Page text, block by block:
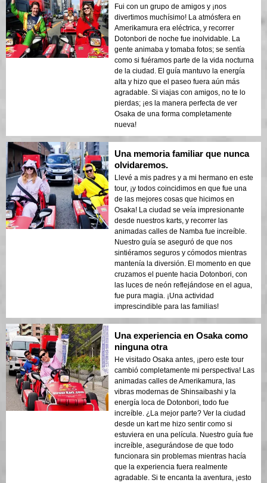
Fui con un grupo de amigos y ¡nos
divertimos muchísimo! La atmósfera en
Amerikamura era eléctrica, y recorrer
Dotonbori de noche fue inolvidable. La
gente animaba y tomaba fotos; se sentía
como si fuéramos parte de la vida nocturna
de la ciudad. El guía mantuvo la energía
alta y hizo que el paseo fuera aún más
agradable. Si viajas con amigos, no te lo
pierdas; ¡es la manera perfecta de ver
Osaka de una forma completamente
nueva!
Una memoria familiar que nunca
olvidaremos.
Llevé a mis padres y a mi hermano en este
tour, ¡y todos coincidimos en que fue una
de las mejores cosas que hicimos en
Osaka! La ciudad se veía impresionante
desde nuestros karts, y recorrer las
animadas calles de Namba fue increíble.
Nuestro guía se aseguró de que nos
sintiéramos seguros y cómodos mientras
mantenía la diversión. El momento en que
cruzamos el puente hacia Dotonbori, con
las luces de neón reflejándose en el agua,
fue pura magia. ¡Una actividad
imprescindible para las familias!
Una experiencia en Osaka como
ninguna otra
He visitado Osaka antes, ¡pero este tour
cambió completamente mi perspectiva! Las
animadas calles de Amerikamura, las
vibras modernas de Shinsaibashi y la
energía loca de Dotonbori, todo fue
increíble. ¿La mejor parte? Ver la ciudad
desde un kart me hizo sentir como si
estuviera en una película. Nuestro guía fue
increíble, asegurándose de que todo
funcionara sin problemas mientras hacía
que la experiencia fuera realmente
agradable. Si te encanta la aventura, ¡esto